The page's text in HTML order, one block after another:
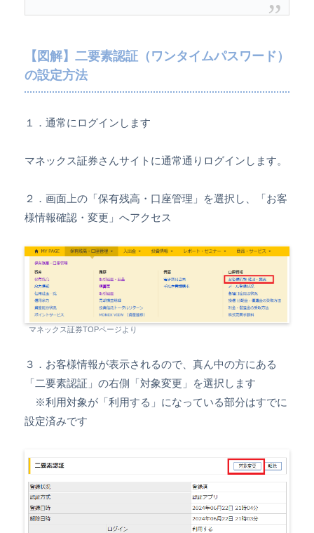
【図解】二要素認証（ワンタイムパスワード）
の設定方法
１．通常にログインします
マネックス証券さんサイトに通常通りログインします。
２．画面上の「保有残高・口座管理」を選択し、「お客
様情報確認・変更」へアクセス
マネックス証券TOPページより
３．お客様情報が表示されるので、真ん中の方にある
「二要素認証」の右側「対象変更」を選択します
※利用対象が「利用する」になっている部分はすでに
設定済みです